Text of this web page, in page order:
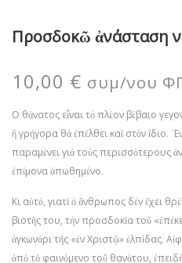
Προσδοκῶ ἀνάσταση
10,00 € συμ/νου
Ο θάνατος εἶναι τό πλέον βέβαιο
ἤ γρήγορα θά ἐπέλθει καί στόν ἴδιο.
παραμένει γιά τούς περισσότερους
ἐπίμονα ἀπωθημένο.
Κι αὐτό, γιατί ὁ ἄνθρωπος δέν ἔχει
βιοτῆς του, τήν προσδοκία τοῦ
ἀγκωνάρι τῆς «ἐν Χριστῷ» ἐλπίδας.
ἀπό τό φαινόμενο τοῦ θανάτου,